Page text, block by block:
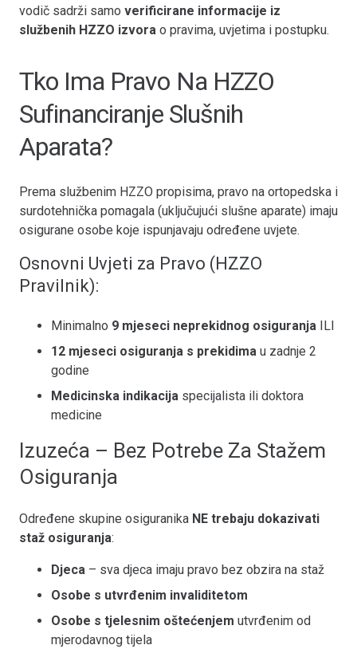
vodič sadrži samo verificirane informacije iz
službenih HZZO izvora o pravima, uvjetima i postupku.
Tko Ima Pravo Na HZZO
Sufinanciranje Slušnih
Aparata?
Prema službenim HZZO propisima, pravo na ortopedska i
surdotehnička pomagala (uključujući slušne aparate) imaju
osigurane osobe koje ispunjavaju određene uvjete.
Osnovni Uvjeti za Pravo (HZZO
Pravilnik):
Minimalno 9 mjeseci neprekidnog osiguranja ILI
12 mjeseci osiguranja s prekidima u zadnje 2
godine
Medicinska indikacija specijalista ili doktora
medicine
Izuzeća – Bez Potrebe Za Stažem
Osiguranja
Određene skupine osiguranika NE trebaju dokazivati
staž osiguranja:
Djeca – sva djeca imaju pravo bez obzira na staž
Osobe s utvrđenim invaliditetom
Osobe s tjelesnim oštećenjem utvrđenim od
mjerodavnog tijela